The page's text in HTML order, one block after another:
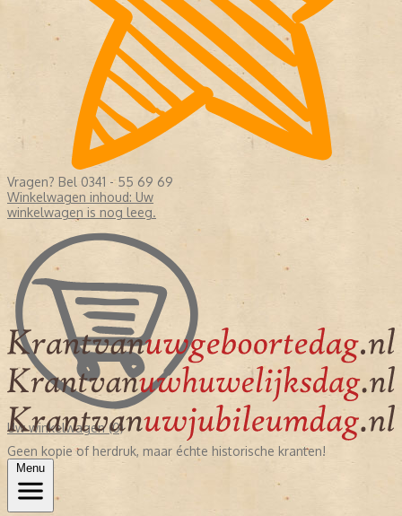
Vragen? Bel 0341 - 55 69 69
Winkelwagen inhoud: Uw
winkelwagen is nog leeg.
Uw winkelwagen (0)
Geen kopie of herdruk, maar échte historische kranten!
Menu